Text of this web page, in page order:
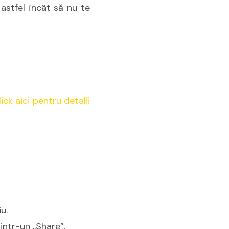
încât să nu te
aici pentru detalii
un „Share”.